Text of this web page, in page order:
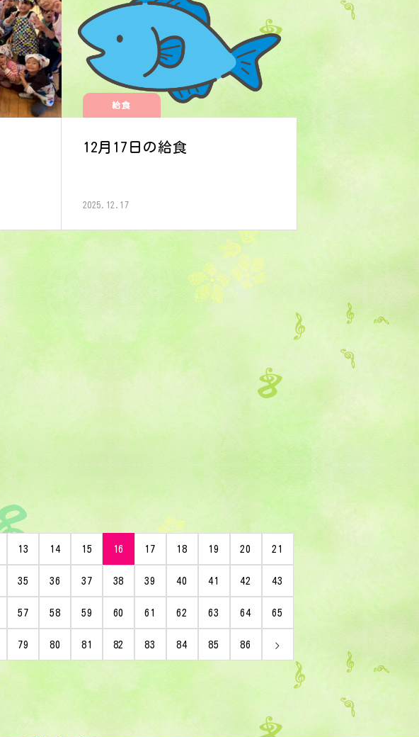
給食
12月17日の給食
2025.12.17
13 14 15 16 17 18 19 20 21
35 36 37 38 39 40 41 42 43
57 58 59 60 61 62 63 64 65
79 80 81 82 83 84 85 86